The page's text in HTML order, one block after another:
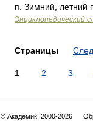
п. Зимний, летний
Энциклопедический
Страницы
1 2 3
© Академик, 2000-2026